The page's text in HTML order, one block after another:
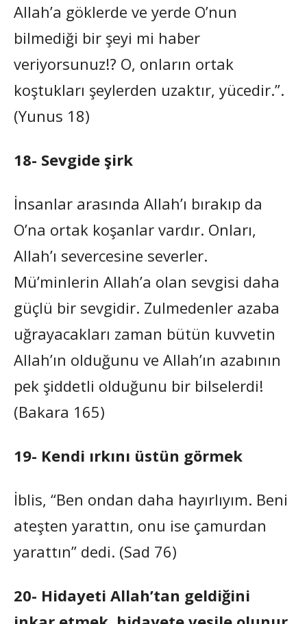
Allah’a göklerde ve yerde O’nun
bilmediği bir şeyi mi haber
veriyorsunuz!? O, onların ortak
koştukları şeylerden uzaktır, yücedir.”.
(Yunus 18)
18- Sevgide şirk
İnsanlar arasında Allah’ı bırakıp da
O’na ortak koşanlar vardır. Onları,
Allah’ı severcesine severler.
Mü’minlerin Allah’a olan sevgisi daha
güçlü bir sevgidir. Zulmedenler azaba
uğrayacakları zaman bütün kuvvetin
Allah’ın olduğunu ve Allah’ın azabının
pek şiddetli olduğunu bir bilselerdi!
(Bakara 165)
19- Kendi ırkını üstün görmek
İblis, “Ben ondan daha hayırlıyım. Beni
ateşten yarattın, onu ise çamurdan
yarattın” dedi. (Sad 76)
20- Hidayeti Allah’tan geldiğini